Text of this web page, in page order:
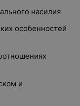
насилия
особенностей
и